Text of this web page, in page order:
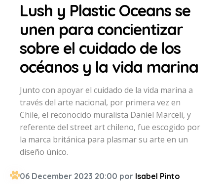
Lush y Plastic Oceans se
unen para concientizar
sobre el cuidado de los
océanos y la vida marina
Junto con apoyar el cuidado de la vida marina a
través del arte nacional, por primera vez en
Chile, el reconocido muralista Daniel Marceli, y
referente del street art chileno, fue escogido por
la marca británica para plasmar su arte en un
diseño único.
06 December 2023 20:00 por Isabel Pinto